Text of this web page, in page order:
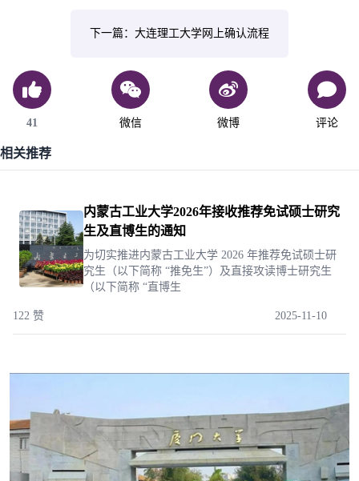
下一篇：大连理工大学网上确认流程
41 微信 微博 评论
相关推荐
内蒙古工业大学2026年接收推荐免试硕士研究
生及直博生的通知
为切实推进内蒙古工业大学 2026 年推荐免试硕士研
究生（以下简称 “推免生”）及直接攻读博士研究生
（以下简称 “直博生
122 赞 2025-11-10